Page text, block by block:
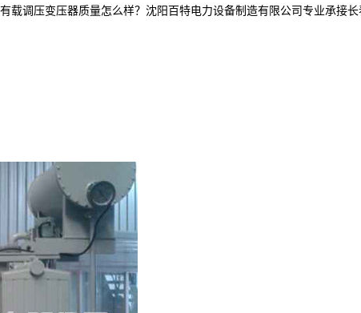
载调压变压器质量怎么样？沈阳百特电力设备制造有限公司专业承接